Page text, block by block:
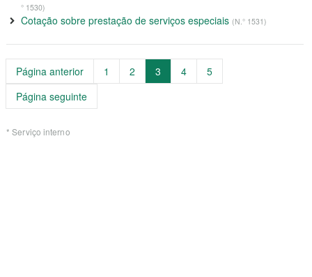
° 1530)
Cotação sobre prestação de serviços especiais (N.° 1531)
Página anterior Página
1 Página
2 Página
3 Página
4 Página
5
Página seguinte
* Serviço interno